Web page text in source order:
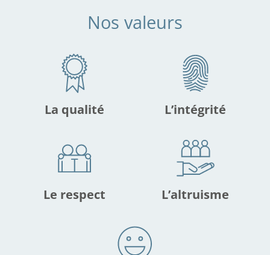
Nos valeurs
La qualité L’intégrité
Le respect L’altruisme